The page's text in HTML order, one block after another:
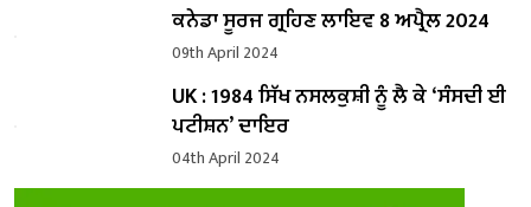
ਕਨੇਡਾ ਸੂਰਜ ਗ੍ਰਹਿਣ ਲਾਇਵ 8 ਅਪ੍ਰੈਲ 2024
09th April 2024
UK : 1984 ਸਿੱਖ ਨਸਲਕੁਸ਼ੀ ਨੂੰ ਲੈ ਕੇ ‘ਸੰਸਦੀ ਈ
ਪਟੀਸ਼ਨ’ ਦਾਇਰ
04th April 2024